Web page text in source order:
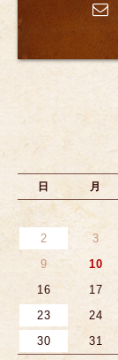
日 月
2
3
9
10
16
17
23
24
30
31